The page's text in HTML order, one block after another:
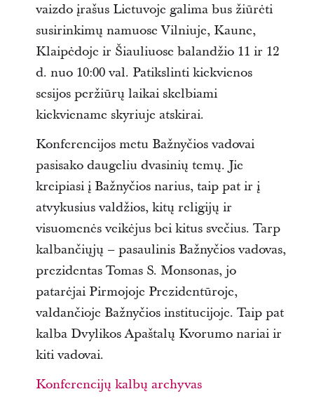
vaizdo įrašus Lietuvoje galima bus žiūrėti
susirinkimų namuose Vilniuje, Kaune,
Klaipėdoje ir Šiauliuose balandžio 11 ir 12
d. nuo 10:00 val. Patikslinti kiekvienos
sesijos peržiūrų laikai skelbiami
kiekviename skyriuje atskirai.
Konferencijos metu Bažnyčios vadovai
pasisako daugeliu dvasinių temų. Jie
kreipiasi į Bažnyčios narius, taip pat ir į
atvykusius valdžios, kitų religijų ir
visuomenės veikėjus bei kitus svečius. Tarp
kalbančiųjų – pasaulinis Bažnyčios vadovas,
prezidentas Tomas S. Monsonas, jo
patarėjai Pirmojoje Prezidentūroje,
valdančioje Bažnyčios institucijoje. Taip pat
kalba Dvylikos Apaštalų Kvorumo nariai ir
kiti vadovai.
Konferencijų kalbų archyvas